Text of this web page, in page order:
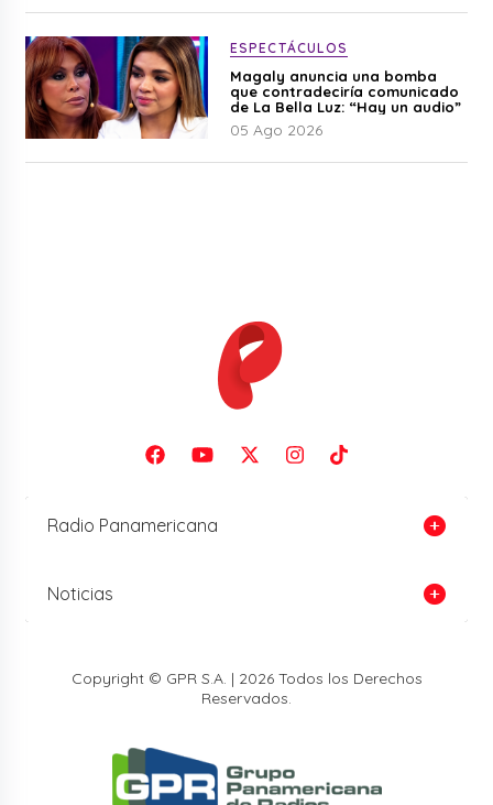
ESPECTÁCULOS
Magaly anuncia una bomba
que contradeciría comunicado
de La Bella Luz: “Hay un audio”
05 Ago 2026
Radio Panamericana
Noticias
Copyright © GPR S.A. | 2026 Todos los Derechos
Reservados.